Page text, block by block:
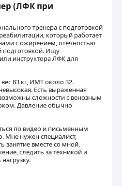
(ЛФК при
тренера с подготовкой
который работает
с ожирением, отёчностью
подготовкой. Ищу
инструктора ЛФК для
83 кг, ИМТ около 32.
Есть выраженная
сложности с венозным
Давление обычно
по видео и письменным
Мне нужен специалист,
занятие вместе со мной,
следить за техникой и